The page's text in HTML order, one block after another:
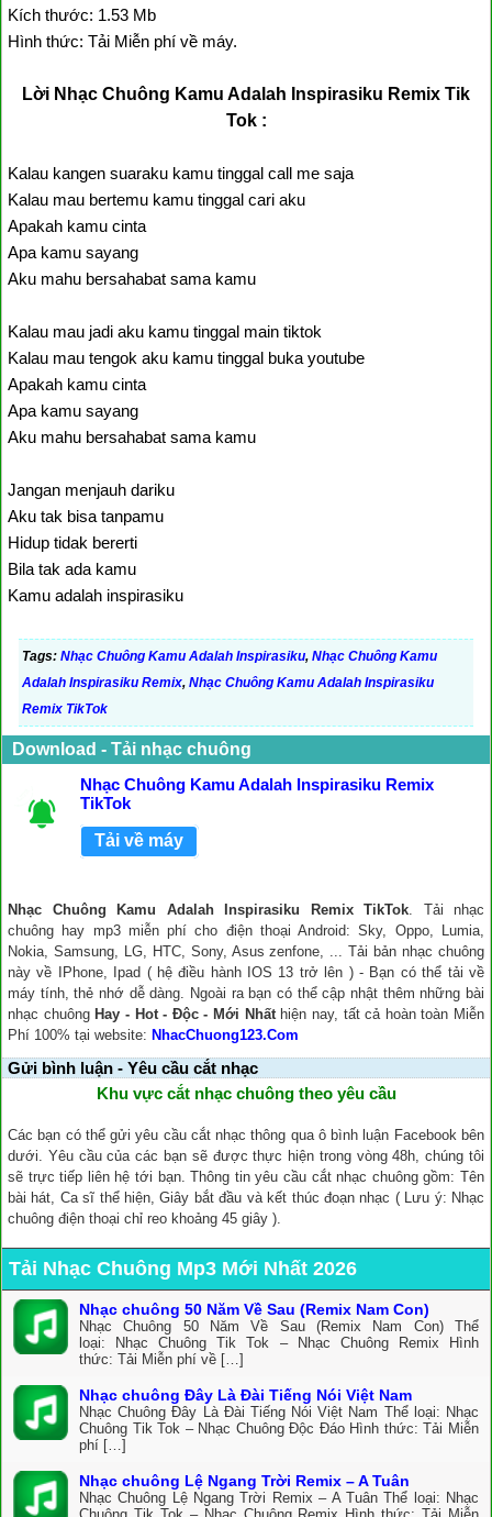
Kích thước: 1.53 Mb
Hình thức: Tải Miễn phí về máy.
Lời Nhạc Chuông Kamu Adalah Inspirasiku Remix Tik
Tok :
Kalau kangen suaraku kamu tinggal call me saja
Kalau mau bertemu kamu tinggal cari aku
Apakah kamu cinta
Apa kamu sayang
Aku mahu bersahabat sama kamu
Kalau mau jadi aku kamu tinggal main tiktok
Kalau mau tengok aku kamu tinggal buka youtube
Apakah kamu cinta
Apa kamu sayang
Aku mahu bersahabat sama kamu
Jangan menjauh dariku
Aku tak bisa tanpamu
Hidup tidak bererti
Bila tak ada kamu
Kamu adalah inspirasiku
Tags: Nhạc Chuông Kamu Adalah Inspirasiku, Nhạc Chuông Kamu
Adalah Inspirasiku Remix, Nhạc Chuông Kamu Adalah Inspirasiku
Remix TikTok
Download - Tải nhạc chuông
Nhạc Chuông Kamu Adalah Inspirasiku Remix
TikTok
Tải về máy
Nhạc Chuông Kamu Adalah Inspirasiku Remix TikTok. Tải nhạc
chuông hay mp3 miễn phí cho điện thoại Android: Sky, Oppo, Lumia,
Nokia, Samsung, LG, HTC, Sony, Asus zenfone, ... Tải bản nhạc chuông
này về IPhone, Ipad ( hệ điều hành IOS 13 trở lên ) - Bạn có thể tải về
máy tính, thẻ nhớ dễ dàng. Ngoài ra bạn có thể cập nhật thêm những bài
nhạc chuông Hay - Hot - Độc - Mới Nhấthiện nay, tất cả hoàn toàn Miễn
Phí 100% tại website: NhacChuong123.Com
Gửi bình luận - Yêu cầu cắt nhạc
Khu vực cắt nhạc chuông theo yêu cầu
Các bạn có thể gửi yêu cầu cắt nhạc thông qua ô bình luận Facebook bên
dưới. Yêu cầu của các bạn sẽ được thực hiện trong vòng 48h, chúng tôi
sẽ trực tiếp liên hệ tới bạn. Thông tin yêu cầu cắt nhạc chuông gồm: Tên
bài hát, Ca sĩ thể hiện, Giây bắt đầu và kết thúc đoạn nhạc ( Lưu ý: Nhạc
chuông điện thoại chỉ reo khoảng 45 giây ).
Tải Nhạc Chuông Mp3 Mới Nhất 2026
Nhạc chuông 50 Năm Về Sau (Remix Nam Con)
Nhạc Chuông 50 Năm Về Sau (Remix Nam Con) Thể
loại: Nhạc Chuông Tik Tok – Nhạc Chuông Remix Hình
thức: Tải Miễn phí về […]
Nhạc chuông Đây Là Đài Tiếng Nói Việt Nam
Nhạc Chuông Đây Là Đài Tiếng Nói Việt Nam Thể loại: Nhạc
Chuông Tik Tok – Nhạc Chuông Độc Đáo Hình thức: Tải Miễn
phí […]
Nhạc chuông Lệ Ngang Trời Remix – A Tuân
Nhạc Chuông Lệ Ngang Trời Remix – A Tuân Thể loại: Nhạc